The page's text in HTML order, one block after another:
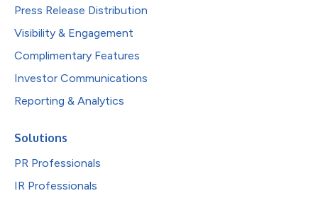
Press Release Distribution
Visibility & Engagement
Complimentary Features
Investor Communications
Reporting & Analytics
Solutions
PR Professionals
IR Professionals